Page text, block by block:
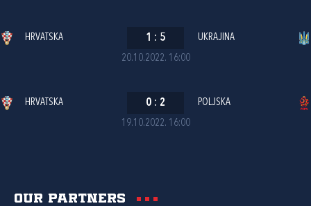
20.10.2022. 16:00
HRVATSKA 1 : 5 UKRAJINA
19.10.2022. 16:00
HRVATSKA 0 : 2 POLJSKA
Our partners